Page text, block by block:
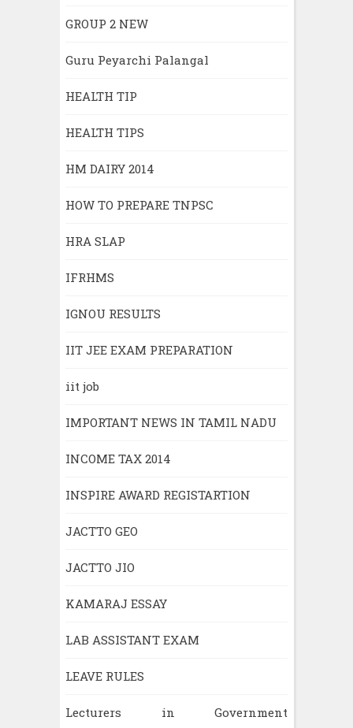
GROUP 2 NEW
Guru Peyarchi Palangal
HEALTH TIP
HEALTH TIPS
HM DAIRY 2014
HOW TO PREPARE TNPSC
HRA SLAP
IFRHMS
IGNOU RESULTS
IIT JEE EXAM PREPARATION
iit job
IMPORTANT NEWS IN TAMIL NADU
INCOME TAX 2014
INSPIRE AWARD REGISTARTION
JACTTO GEO
JACTTO JIO
KAMARAJ ESSAY
LAB ASSISTANT EXAM
LEAVE RULES
Lecturers in Government